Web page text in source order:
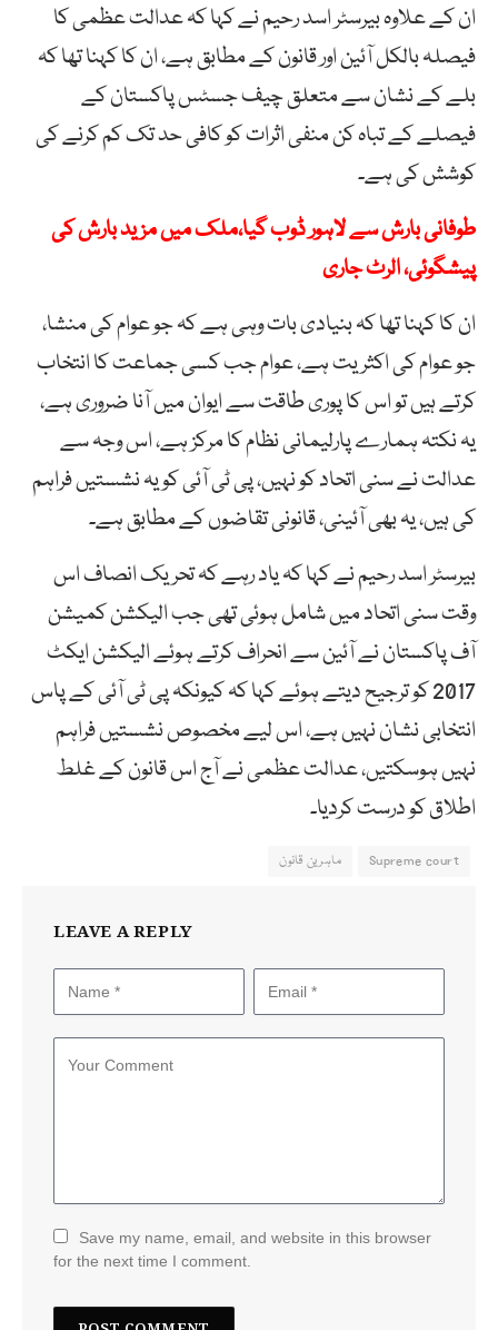
ان کے علاوہ بیرسٹر اسد رحیم نے کہا کہ عدالت عظمی کا
فیصلہ بالکل آئین اور قانون کے مطابق ہے، ان کا کہنا تھا کہ
بلے کے نشان سے متعلق چیف جسٹس پاکستان کے
فیصلے کے تباہ کن منفی اثرات کو کافی حد تک کم کرنے کی
کوشش کی ہے۔
طوفانی بارش سے لاہور ڈوب گیا،ملک میں مزید بارش کی
پیشگوئی، الرٹ جاری
ان کا کہنا تھا کہ بنیادی بات وہی ہے کہ جو عوام کی منشا،
جو عوام کی اکثریت ہے، عوام جب کسی جماعت کا انتخاب
کرتے ہیں تو اس کا پوری طاقت سے ایوان میں آنا ضروری ہے،
یہ نکتہ ہمارے پارلیمانی نظام کا مرکز ہے، اس وجہ سے
عدالت نے سنی اتحاد کو نہیں، پی ٹی آئی کو یہ نشستیں فراہم
کی ہیں، یہ بھی آئینی، قانونی تقاضوں کے مطابق ہے۔
بیرسٹر اسد رحیم نے کہا کہ یاد رہے کہ تحریک انصاف اس
وقت سنی اتحاد میں شامل ہوئی تھی جب الیکشن کمیشن
آف پاکستان نے آئین سے انحراف کرتے ہوئے الیکشن ایکٹ
2017 کو ترجیح دیتے ہوئے کہا کہ کیونکہ پی ٹی آئی کے پاس
انتخابی نشان نہیں ہے، اس لیے مخصوص نشستیں فراہم
نہیں ہوسکتیں، عدالت عظمی نے آج اس قانون کے غلط
اطلاق کو درست کردیا۔
Supreme court ماہرین قانون
LEAVE A REPLY
Save my name, email, and website in this browser
for the next time I comment.